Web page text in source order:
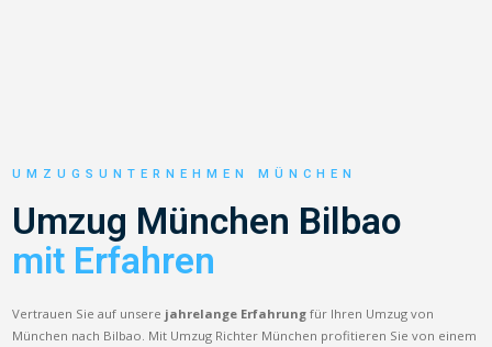
UMZUGSUNTERNEHMEN MÜNCHEN
Umzug München Bilbao
mit Erfahren
Vertrauen Sie auf unsere jahrelange Erfahrung für Ihren Umzug von
München nach Bilbao. Mit Umzug Richter München profitieren Sie von einem